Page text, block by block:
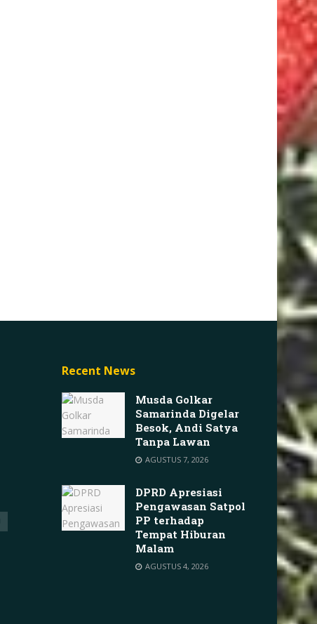
Recent News
Musda Golkar
Samarinda Digelar
Besok, Andi Satya
Tanpa Lawan
AGUSTUS 7, 2026
DPRD Apresiasi
Pengawasan Satpol
PP terhadap
Tempat Hiburan
Malam
AGUSTUS 4, 2026